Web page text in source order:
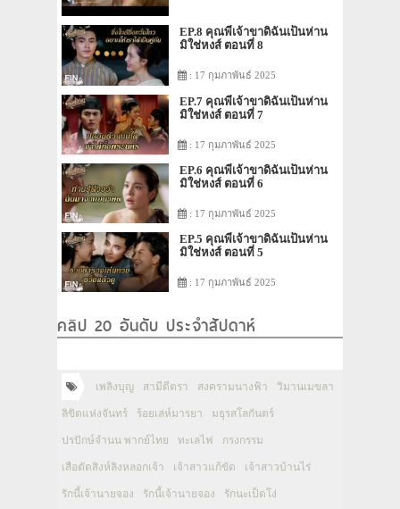
EP.8 คุณพี่เจ้าขาดิฉันเป็นห่าน
มิใช่หงส์ ตอนที่ 8
: 17 กุมภาพันธ์ 2025
EP.7 คุณพี่เจ้าขาดิฉันเป็นห่าน
มิใช่หงส์ ตอนที่ 7
: 17 กุมภาพันธ์ 2025
EP.6 คุณพี่เจ้าขาดิฉันเป็นห่าน
มิใช่หงส์ ตอนที่ 6
: 17 กุมภาพันธ์ 2025
EP.5 คุณพี่เจ้าขาดิฉันเป็นห่าน
มิใช่หงส์ ตอนที่ 5
: 17 กุมภาพันธ์ 2025
คลิป 20 อันดับ ประจำสัปดาห์
เพลิงบุญ สามีตีตรา สงครามนางฟ้า วิมานเมขลา
ลิขิตแห่งจันทร์ ร้อยเล่ห์มารยา มธุรสโลกันตร์
ปรปักษ์จำนน พากย์ไทย ทะเลไฟ กรงกรรม
เสือตัดสิงห์ลิงหลอกเจ้า เจ้าสาวแก้ขัด เจ้าสาวบ้านไร่
รักนี้เจ้านายจอง รักนี้เจ้านายจอง รักนะเป็ดโง่